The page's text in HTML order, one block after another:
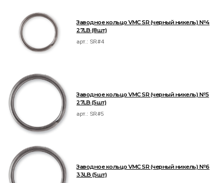
Заводное кольцо VMC SR (черный никель) №4
27LB (8шт)
арт.: SR#4
Заводное кольцо VMC SR (черный никель) №5
27LB (5шт)
арт.: SR#5
Заводное кольцо VMC SR (черный никель) №6
33LB (5шт)